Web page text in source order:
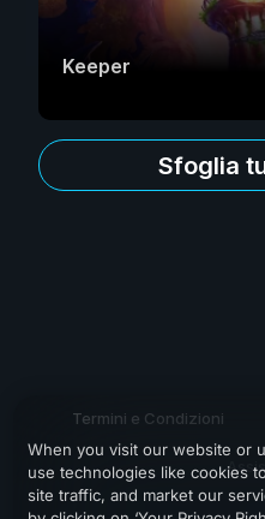
Keeper
Sfoglia
Termini e Condizioni
When you visit our website or
use technologies like cookies
site traffic, and market our